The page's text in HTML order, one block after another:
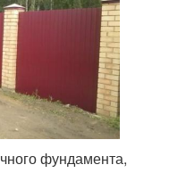
фундамента,